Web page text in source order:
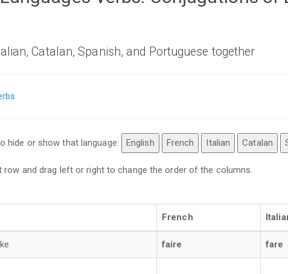
Catalan, Spanish, and Portuguese together
hide or show that language: English French Italian Catalan
row and drag left or right to change the order of the columns.
French
faire fare